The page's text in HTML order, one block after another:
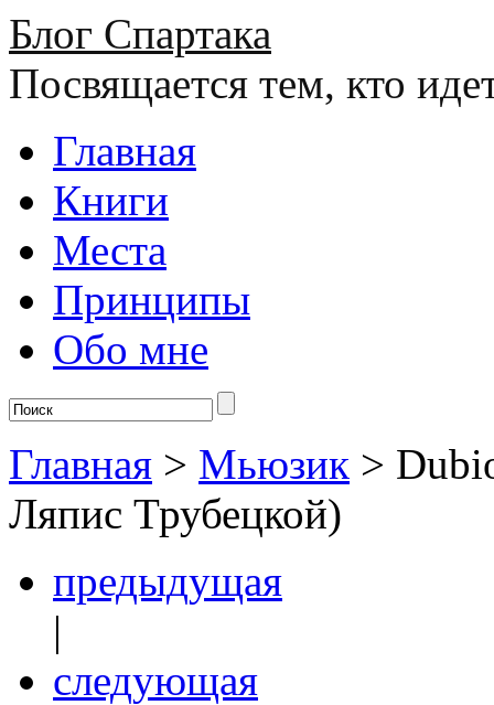
Блог Спартака
Посвящается тем, кто
Главная
Книги
Места
Принципы
Обо мне
Главная > Мьюзик >
Ляпис Трубецкой)
предыдущая
|
следующая